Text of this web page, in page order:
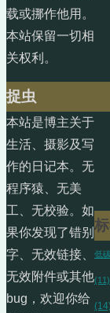
低碳
(11)
(14)
载或挪作他用。
本站保留一切相
关权利。
捉虫
本站是博主关于
生活、摄影及写
作的日记本。无
程序猿、无美
工、无校验。如
果你发现了错别
字、无效链接、
无效附件或其他
bug，欢迎你给